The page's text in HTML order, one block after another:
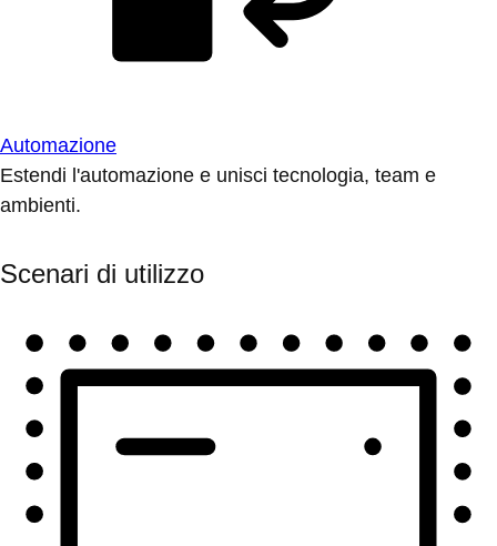
Automazione
Estendi l'automazione e unisci tecnologia, team e
ambienti.
Scenari di utilizzo